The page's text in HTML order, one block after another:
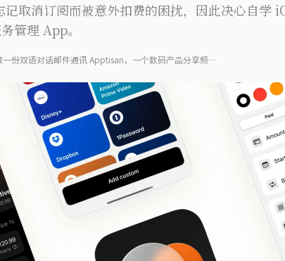
取消订阅而被意外扣费的困扰，因此决心自学
管理 App。
份双语对话邮件通讯 Apptisan，一个数码产品分享频道